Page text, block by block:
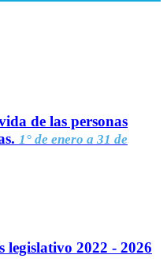
de las personas
1° de enero a 31 de
legislativo 2022 - 2026